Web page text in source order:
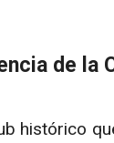
de la
histórico